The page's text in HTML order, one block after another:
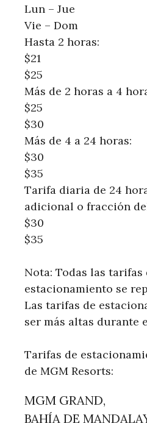
Lun – Jue
Vie – Dom
Hasta 2 horas:
$21
$25
Más de 2 horas a 4
$25
$30
Más de 4 a 24 horas:
$30
$35
Tarifa diaria de 24
adicional o fracción
$30
$35
Nota: Todas las tarifas
estacionamiento se
Las tarifas de
ser más altas durante
Tarifas de
de MGM Resorts:
MGM GRAND,
BAHÍA DE